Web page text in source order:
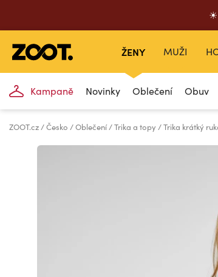
☀
ŽENY
Kampaně Novinky Oblečení Obuv
MUŽI
ZOOT.cz Česko Oblečení Trika a topy Trika krátký